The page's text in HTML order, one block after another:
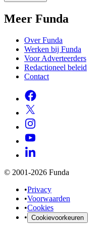
Meer Funda
Over Funda
Werken bij Funda
Voor Adverteerders
Redactioneel beleid
Contact
© 2001-2026 Funda
•Privacy
•Voorwaarden
•Cookies
• Cookievoorkeuren